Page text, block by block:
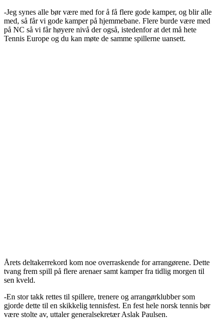
-Jeg synes alle bør være med for å få flere gode kamper, og blir alle
med, så får vi gode kamper på hjemmebane. Flere burde være med
på NC så vi får høyere nivå der også, istedenfor at det må hete
Tennis Europe og du kan møte de samme spillerne uansett.
Årets deltakerrekord kom noe overraskende for arrangørene. Dette
tvang frem spill på flere arenaer samt kamper fra tidlig morgen til
sen kveld.
-En stor takk rettes til spillere, trenere og arrangørklubber som
gjorde dette til en skikkelig tennisfest. En fest hele norsk tennis bør
være stolte av, uttaler generalsekretær Aslak Paulsen.